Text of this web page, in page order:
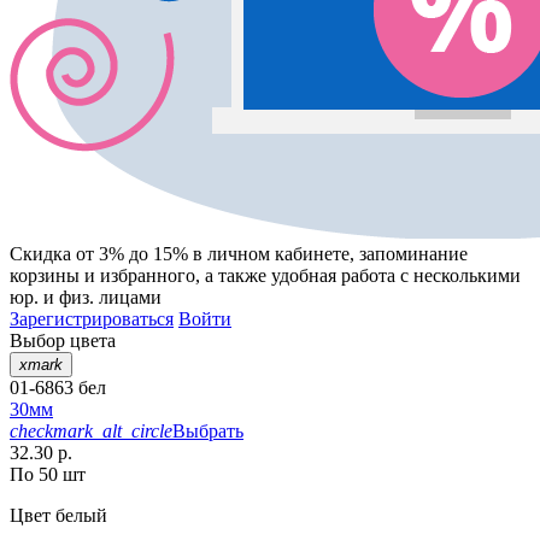
Скидка от 3% до 15% в личном кабинете, запоминание
корзины и избранного, а также удобная работа с несколькими
юр. и физ. лицами
Зарегистрироваться Войти
Выбор цвета
xmark
01-6863 бел
30мм
checkmark_alt_circleВыбрать
32.30 р.
По 50 шт
Цвет белый